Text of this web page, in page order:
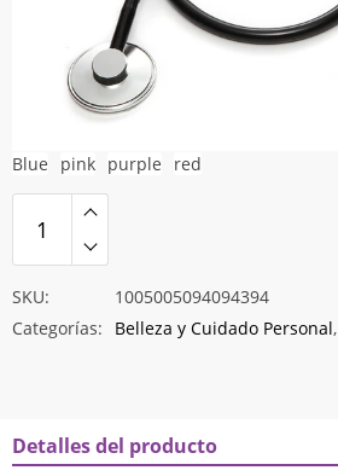
Blue pink purple red
SKU:
1005005094094394
Categorías:
Belleza y Cuidado Personal,
Detalles del producto